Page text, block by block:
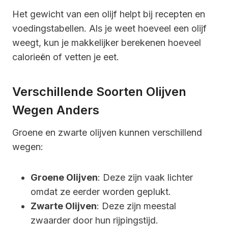
Het gewicht van een olijf helpt bij recepten en
voedingstabellen. Als je weet hoeveel een olijf
weegt, kun je makkelijker berekenen hoeveel
calorieën of vetten je eet.
Verschillende Soorten Olijven
Wegen Anders
Groene en zwarte olijven kunnen verschillend
wegen:
Groene Olijven: Deze zijn vaak lichter
omdat ze eerder worden geplukt.
Zwarte Olijven: Deze zijn meestal
zwaarder door hun rijpingstijd.